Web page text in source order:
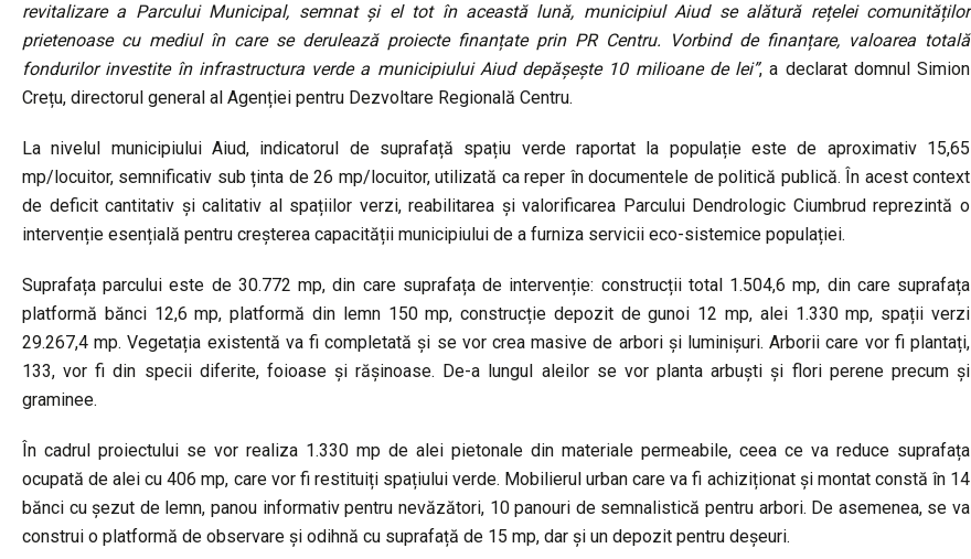
revitalizare a Parcului Municipal, semnat și el tot în această lună, municipiul Aiud se alătură rețelei comunităților
prietenoase cu mediul în care se derulează proiecte finanțate prin PR Centru. Vorbind de finanțare, valoarea totală
fondurilor investite în infrastructura verde a municipiului Aiud depășește 10 milioane de lei”, a declarat domnul Simion
Crețu, directorul general al Agenției pentru Dezvoltare Regională Centru.
La nivelul municipiului Aiud, indicatorul de suprafață spațiu verde raportat la populație este de aproximativ 15,65
mp/locuitor, semnificativ sub ținta de 26 mp/locuitor, utilizată ca reper în documentele de politică publică. În acest context
de deficit cantitativ și calitativ al spațiilor verzi, reabilitarea și valorificarea Parcului Dendrologic Ciumbrud reprezintă o
intervenție esențială pentru creșterea capacității municipiului de a furniza servicii eco-sistemice populației.
Suprafața parcului este de 30.772 mp, din care suprafața de intervenție: construcții total 1.504,6 mp, din care suprafața
platformă bănci 12,6 mp, platformă din lemn 150 mp, construcție depozit de gunoi 12 mp, alei 1.330 mp, spații verzi
29.267,4 mp. Vegetația existentă va fi completată și se vor crea masive de arbori și luminișuri. Arborii care vor fi plantați,
133, vor fi din specii diferite, foioase și rășinoase. De-a lungul aleilor se vor planta arbuști și flori perene precum și
graminee.
În cadrul proiectului se vor realiza 1.330 mp de alei pietonale din materiale permeabile, ceea ce va reduce suprafața
ocupată de alei cu 406 mp, care vor fi restituiți spațiului verde. Mobilierul urban care va fi achiziționat și montat constă în 14
bănci cu șezut de lemn, panou informativ pentru nevăzători, 10 panouri de semnalistică pentru arbori. De asemenea, se va
construi o platformă de observare și odihnă cu suprafață de 15 mp, dar și un depozit pentru deșeuri.